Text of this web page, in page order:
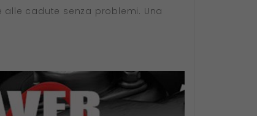
cadute senza problemi. Una